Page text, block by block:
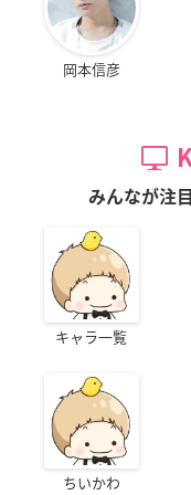
岡本信彦
みんなが注
キャラ一覧
ちいかわ